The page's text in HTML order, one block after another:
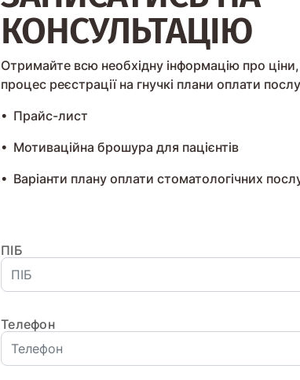
КОНСУЛЬТАЦІЮ
Отримайте всю необхідну інформацію про
процес реєстрації на гнучкі плани оплати
• Прайс-лист
• Мотиваційна брошура для пацієнтів
• Варіанти плану оплати стоматологічних
ПІБ
Телефон